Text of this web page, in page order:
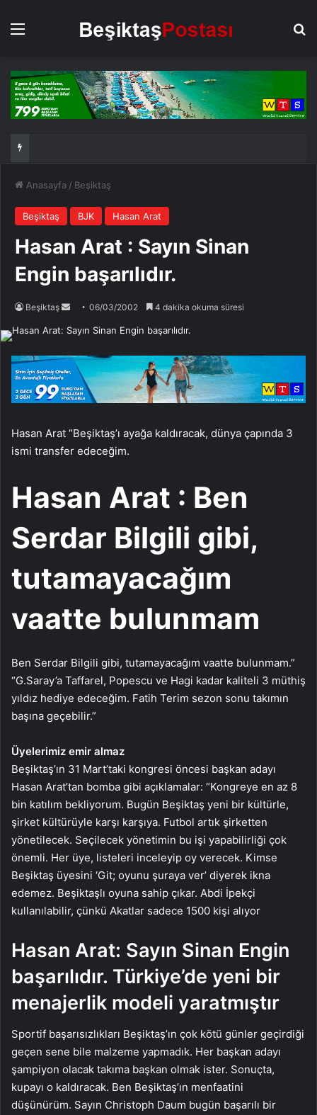
Menü
Anasayfa / Beşiktaş
Beşiktaş BJK Hasan Arat
Hasan Arat : Sayın Sinan
Engin başarılıdır.
Beşiktaş
Bir
göndermek
06/03/2002 4 dakika okuma süresi
Hasan Arat “Beşiktaş’ı ayağa kaldıracak, dünya çapında 3
ismi transfer edeceğim.
Hasan Arat : Ben
Serdar Bilgili gibi,
tutamayacağım
vaatte bulunmam
Ben Serdar Bilgili gibi, tutamayacağım vaatte bulunmam.”
“G.Saray’a Taffarel, Popescu ve Hagi kadar kaliteli 3 müthiş
yıldız hediye edeceğim. Fatih Terim sezon sonu takımın
başına geçebilir.”
Üyelerimiz emir almaz
Beşiktaş’ın 31 Mart’taki kongresi öncesi başkan adayı
Hasan Arat’tan bomba gibi açıklamalar: “Kongreye en az 8
bin katılım bekliyorum. Bugün Beşiktaş yeni bir kültürle,
şirket kültürüyle karşı karşıya. Futbol artık şirketten
yönetilecek. Seçilecek yönetimin bu işi yapabilirliği çok
önemli. Her üye, listeleri inceleyip oy verecek. Kimse
Beşiktaş üyesini ‘Git; oyunu şuraya ver’ diyerek ikna
edemez. Beşiktaşlı oyuna sahip çıkar. Abdi İpekçi
kullanılabilir, çünkü Akatlar sadece 1500 kişi alıyor
Hasan Arat: Sayın Sinan Engin
başarılıdır. Türkiye’de yeni bir
menajerlik modeli yaratmıştır
Sportif başarısızlıkları Beşiktaş’ın çok kötü günler geçirdiği
geçen sene bile malzeme yapmadık. Her başkan adayı
şampiyon olacak takıma başkan olmak ister. Sonuçta,
kupayı o kaldıracak. Ben Beşiktaş’ın menfaatini
düşünürüm. Sayın Christoph Daum bugün başarılı bir